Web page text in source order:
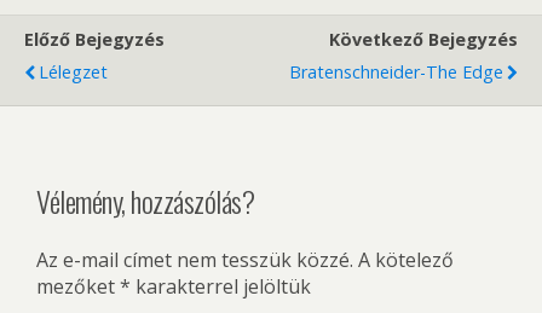
Előző Bejegyzés
Lélegzet
Következő Bejegyzés
Bratenschneider-The Edge
Vélemény, hozzászólás?
Az e-mail címet nem tesszük közzé. A kötelező
mezőket* karakterrel jelöltük